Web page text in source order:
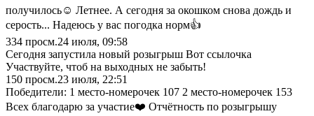
получилось☺️ Летнее. А сегодня за окошком снова дождь и
серость... Надеюсь у вас погодка норм👍
334 просм.24 июля, 09:58
Сегодня запустила новый розыгрыш Вот ссылочка
Участвуйте, чтоб на выходных не забыть!
150 просм.23 июля, 22:51
Победители: 1 место-номерочек 107 2 место-номерочек 153
Всех благодарю за участие❤️ Отчётность по розыгрышу